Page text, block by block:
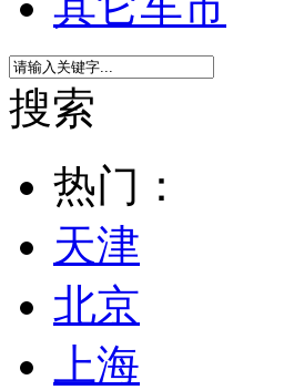
搜索
热门：
天津
北京
上海